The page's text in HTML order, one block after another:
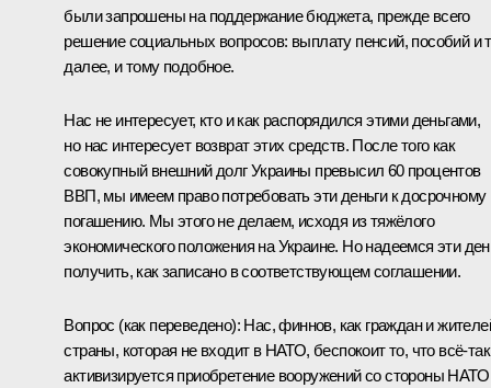
были запрошены на поддержание бюджета, прежде всего
решение социальных вопросов: выплату пенсий, пособий и
далее, и тому подобное.
Нас не интересует, кто и как распорядился этими деньгами,
но нас интересует возврат этих средств. После того как
совокупный внешний долг Украины превысил 60 процентов
ВВП, мы имеем право потребовать эти деньги к досрочному
погашению. Мы этого не делаем, исходя из тяжёлого
экономического положения на Украине. Но надеемся эти
получить, как записано в соответствующем соглашении.
Вопрос (как переведено): Нас, финнов, как граждан и
страны, которая не входит в НАТО, беспокоит то, что
активизируется приобретение вооружений со стороны НАТО